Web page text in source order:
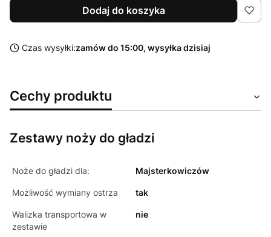
Dodaj do koszyka
Czas wysyłki:zamów do 15:00, wysyłka dzisiaj
Cechy produktu
Zestawy noży do gładzi
Noże do gładzi dla: Majsterkowiczów
Możliwość wymiany ostrza tak
Walizka transportowa w
zestawie
nie